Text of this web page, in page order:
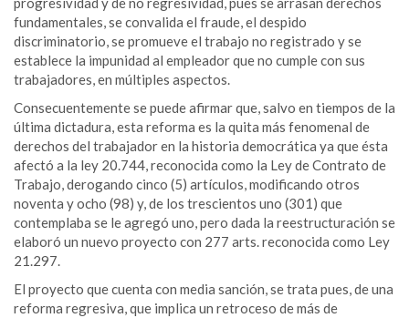
fundamentales, se convalida el fraude, el despido
discriminatorio, se promueve el trabajo no registrado y se
establece la impunidad al empleador que no cumple con sus
trabajadores, en múltiples aspectos.
Consecuentemente se puede afirmar que, salvo en tiempos de la
última dictadura, esta reforma es la quita más fenomenal de
derechos del trabajador en la historia democrática ya que ésta
afectó a la ley 20.744, reconocida como la Ley de Contrato de
Trabajo, derogando cinco (5) artículos, modificando otros
noventa y ocho (98) y, de los trescientos uno (301) que
contemplaba se le agregó uno, pero dada la reestructuración se
elaboró un nuevo proyecto con 277 arts. reconocida como Ley
21.297.
El proyecto que cuenta con media sanción, se trata pues, de una
reforma regresiva, que implica un retroceso de más de